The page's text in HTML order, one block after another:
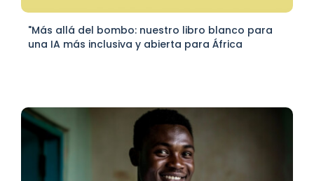
"Más allá del bombo: nuestro libro blanco para
una IA más inclusiva y abierta para África